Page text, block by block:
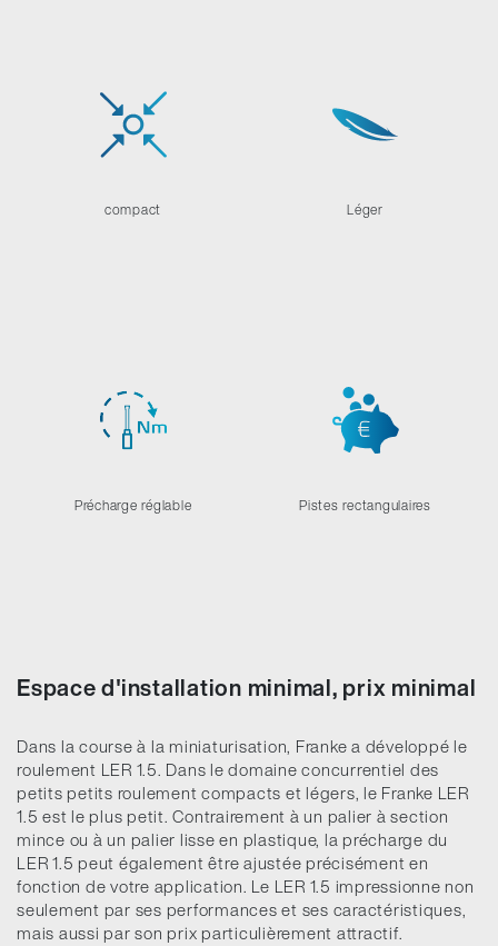
compact Léger
Précharge réglable Pistes rectangulaires
Espace d'installation minimal, prix minimal
Dans la course à la miniaturisation, Franke a développé le
roulement LER 1.5. Dans le domaine concurrentiel des
petits petits roulement compacts et légers, le Franke LER
1.5 est le plus petit. Contrairement à un palier à section
mince ou à un palier lisse en plastique, la précharge du
LER 1.5 peut également être ajustée précisément en
fonction de votre application. Le LER 1.5 impressionne non
seulement par ses performances et ses caractéristiques,
mais aussi par son prix particulièrement attractif.